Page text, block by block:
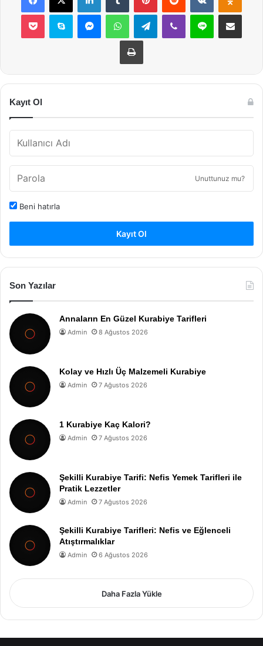
Pocket Skype MessengerWhatsAppTelegramViber Line E-Posta ile
Yazdır
Kayıt Ol
Unuttunuz mu?
Beni hatırla
Kayıt Ol
Son Yazılar
Annaların En Güzel Kurabiye Tarifleri
Admin 8 Ağustos 2026
Kolay ve Hızlı Üç Malzemeli Kurabiye
Admin 7 Ağustos 2026
1 Kurabiye Kaç Kalori?
Admin 7 Ağustos 2026
Şekilli Kurabiye Tarifi: Nefis Yemek Tarifleri ile
Pratik Lezzetler
Admin 7 Ağustos 2026
Şekilli Kurabiye Tarifleri: Nefis ve Eğlenceli
Atıştırmalıklar
Admin 6 Ağustos 2026
Daha Fazla Yükle